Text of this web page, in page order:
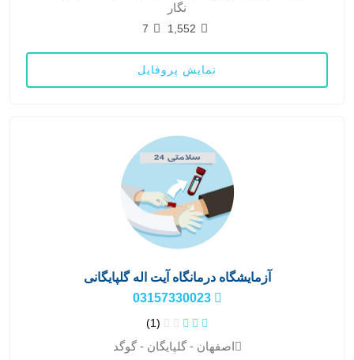
نگار
1,552
7
نمایش پروفایل
آزمایشگاه درمانگاه آیت اله گلپایگانی
03157330023
(1)
اصفهان - گلپایگان - گوگد